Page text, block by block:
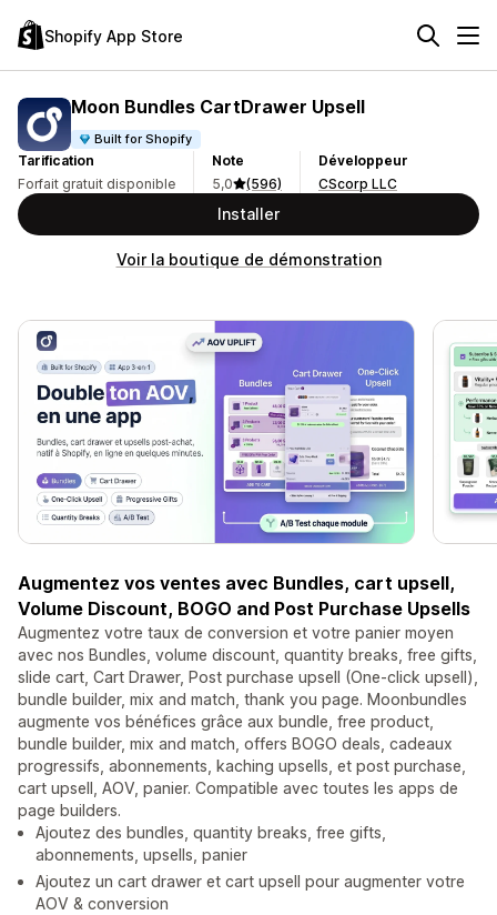
Shopify App Store
Moon Bundles CartDrawer Upsell
Built for Shopify
Tarification
Forfait gratuit disponible
Note
5,0
(596)
Développeur
CScorp LLC
Installer
Voir la boutique de démonstration
Augmentez vos ventes avec Bundles, cart upsell,
Volume Discount, BOGO and Post Purchase Upsells
Augmentez votre taux de conversion et votre panier moyen
avec nos Bundles, volume discount, quantity breaks, free gifts,
slide cart, Cart Drawer, Post purchase upsell (One-click upsell),
bundle builder, mix and match, thank you page. Moonbundles
augmente vos bénéfices grâce aux bundle, free product,
bundle builder, mix and match, offers BOGO deals, cadeaux
progressifs, abonnements, kaching upsells, et post purchase,
cart upsell, AOV, panier. Compatible avec toutes les apps de
page builders.
Ajoutez des bundles, quantity breaks, free gifts,
abonnements, upsells, panier
Ajoutez un cart drawer et cart upsell pour augmenter votre
AOV & conversion